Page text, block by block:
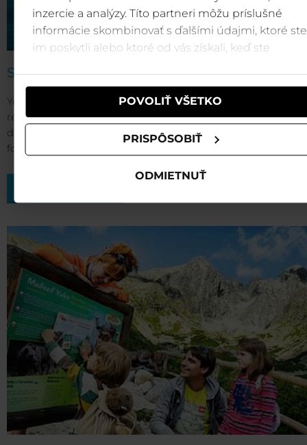
inzercie a analýzy. Títo partneri môžu príslušné
informácie skombinovať s ďalšími údajmi, ktoré ste
im poskytli alebo ktoré od vás získali, keď ste
POVOLIŤ VŠETKO
PRISPÔSOBIŤ
ODMIETNUŤ
School trip to Tatralandia
You can now enjoy a school trip in summer temperatures,
regardless of the season and weather. Have fun
day in Tatralandia for as little as 11 euros or the Hawaiian
for 7 €.